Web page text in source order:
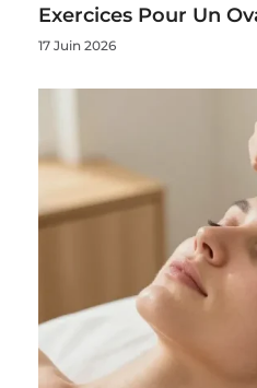
Exercices Pour Un
17 Juin 2026